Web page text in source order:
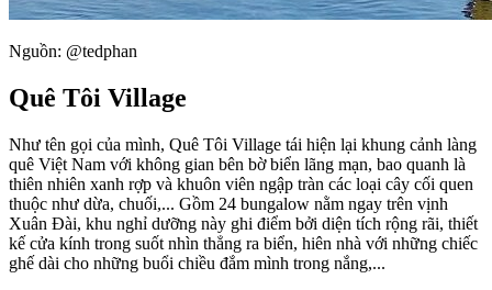
Nguồn: @tedphan
Quê Tôi Village
Như tên gọi của mình, Quê Tôi Village tái hiện lại khung cảnh làng
quê Việt Nam với không gian bên bờ biển lãng mạn, bao quanh là
thiên nhiên xanh rợp và khuôn viên ngập tràn các loại cây cối quen
thuộc như dừa, chuối,... Gồm 24 bungalow nằm ngay trên vịnh
Xuân Đài, khu nghỉ dưỡng này ghi điểm bởi diện tích rộng rãi, thiết
kế cửa kính trong suốt nhìn thẳng ra biển, hiên nhà với những chiếc
ghế dài cho những buổi chiều đắm mình trong nắng,...